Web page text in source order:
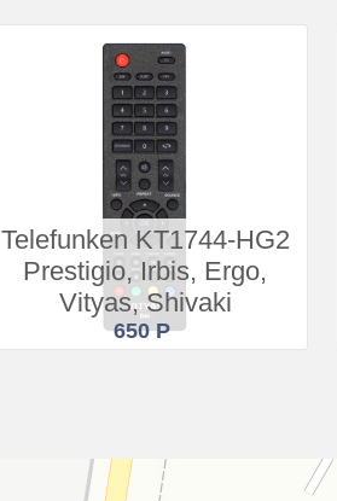
Telefunken KT1744-HG2
Prestigio, Irbis, Ergo,
Vityas, Shivaki
650 Р